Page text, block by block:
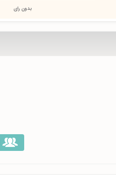
بدون رای